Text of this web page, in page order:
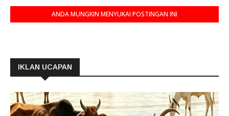
ANDA MUNGKIN MENYUKAI POSTINGAN INI
IKLAN UCAPAN